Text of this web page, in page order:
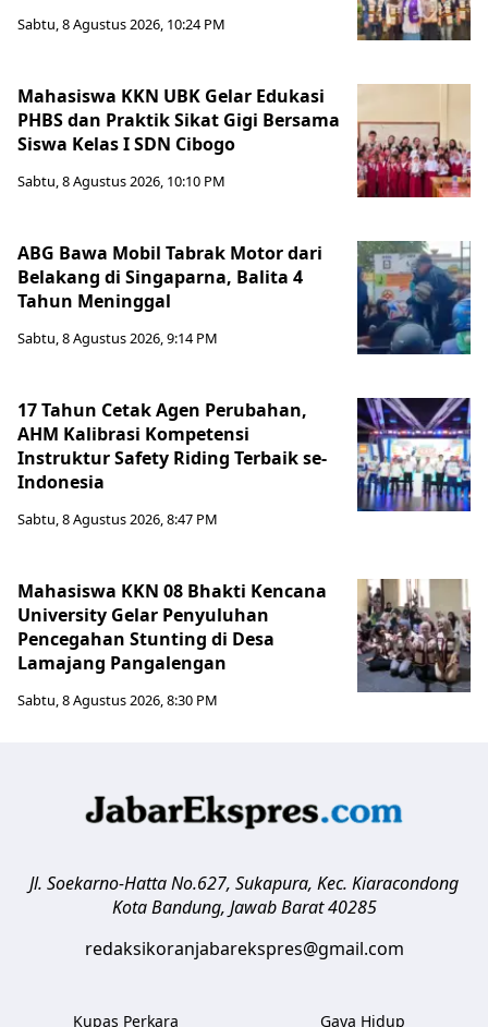
Sabtu, 8 Agustus 2026, 10:24 PM
Mahasiswa KKN UBK Gelar Edukasi
PHBS dan Praktik Sikat Gigi Bersama
Siswa Kelas I SDN Cibogo
Sabtu, 8 Agustus 2026, 10:10 PM
ABG Bawa Mobil Tabrak Motor dari
Belakang di Singaparna, Balita 4
Tahun Meninggal
Sabtu, 8 Agustus 2026, 9:14 PM
17 Tahun Cetak Agen Perubahan,
AHM Kalibrasi Kompetensi
Instruktur Safety Riding Terbaik se-
Indonesia
Sabtu, 8 Agustus 2026, 8:47 PM
Mahasiswa KKN 08 Bhakti Kencana
University Gelar Penyuluhan
Pencegahan Stunting di Desa
Lamajang Pangalengan
Sabtu, 8 Agustus 2026, 8:30 PM
Jl. Soekarno-Hatta No.627, Sukapura, Kec. Kiaracondong
Kota Bandung, Jawab Barat 40285
redaksikoranjabarekspres@gmail.com
Kupas Perkara Gaya Hidup